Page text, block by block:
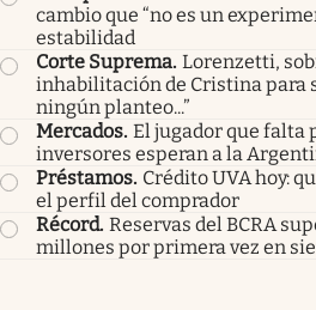
cambio que “no es un
estabilidad
Corte Suprema. Lorenzetti,
inhabilitación de Cristina para
ningún planteo...”
Mercados. El jugador que falta
inversores esperan a la
Préstamos. Crédito UVA hoy:
el perfil del comprador
Récord. Reservas del BCRA
millones por primera vez en